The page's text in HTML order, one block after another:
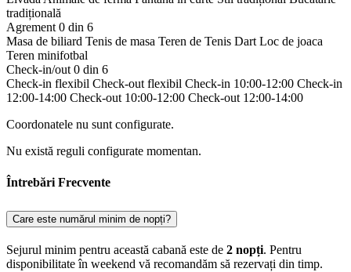
tradițională
Agrement 0 din 6
Masa de biliard Tenis de masa Teren de Tenis Dart Loc de joaca
Teren minifotbal
Check-in/out 0 din 6
Check-in flexibil Check-out flexibil Check-in 10:00-12:00 Check-in
12:00-14:00 Check-out 10:00-12:00 Check-out 12:00-14:00
Coordonatele nu sunt configurate.
Nu există reguli configurate momentan.
Întrebări Frecvente
Care este numărul minim de nopți?
Sejurul minim pentru această cabană este de 2 nopți. Pentru
disponibilitate în weekend vă recomandăm să rezervați din timp.